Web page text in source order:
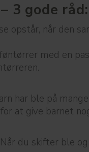
3 gode råd:
opstår, når den
med en
har ble på
at give barnet
Når du skifter ble